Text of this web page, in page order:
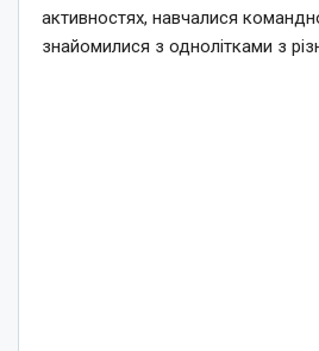
активностях, навчалися
знайомилися з однолітками з